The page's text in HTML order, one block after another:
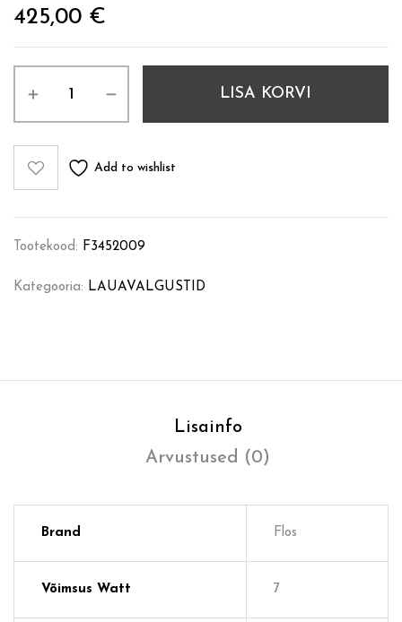
425,00 €
LISA KORVI
Add to wishlist
Tootekood: F3452009
Kategooria: LAUAVALGUSTID
Lisainfo
Arvustused (0)
Brand Flos
Võimsus Watt 7